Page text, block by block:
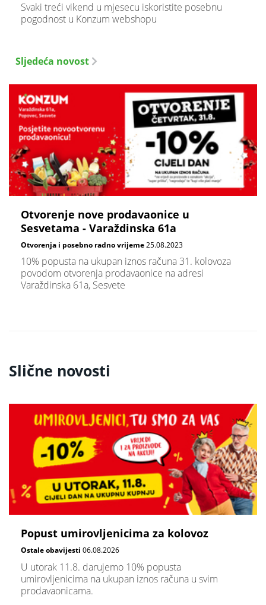
Svaki treći vikend u mjesecu iskoristite posebnu
pogodnost u Konzum webshopu
Sljedeća novost
Otvorenje nove prodavaonice u
Sesvetama - Varaždinska 61a
Otvorenja i posebno radno vrijeme25.08.2023
10% popusta na ukupan iznos računa 31. kolovoza
povodom otvorenja prodavaonice na adresi
Varaždinska 61a, Sesvete
Slične novosti
Popust umirovljenicima za kolovoz
Ostale obavijesti 06.08.2026
U utorak 11.8. darujemo 10% popusta
umirovljenicima na ukupan iznos računa u svim
prodavaonicama.